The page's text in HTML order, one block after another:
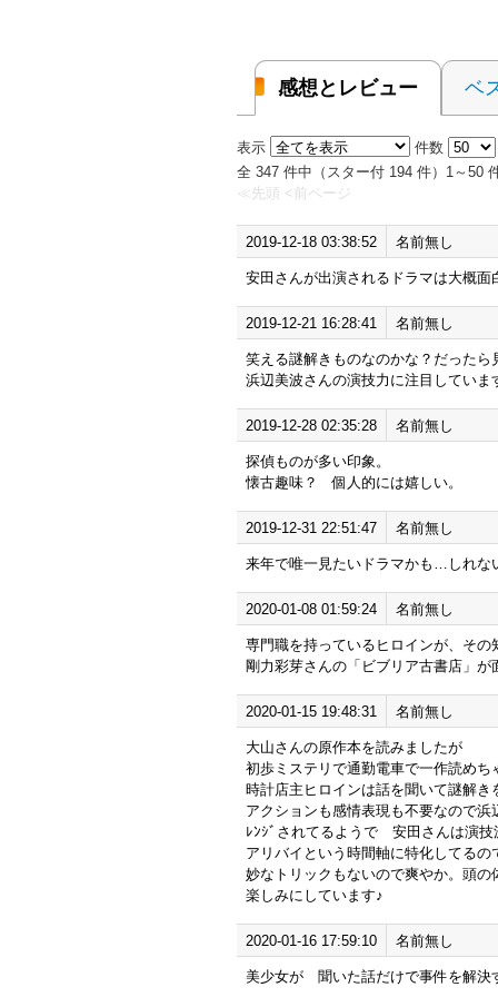
感想とレビュー ベ
表示 件数
全 347 件中（スター付 194 件）1～50
≪先頭 <前ページ
2019-12-18 03:38:52 名前無し
安田さんが出演されるドラマは大概面
2019-12-21 16:28:41 名前無し
笑える謎解きものなのかな？だったら
浜辺美波さんの演技力に注目していま
2019-12-28 02:35:28 名前無し
探偵ものが多い印象。
懐古趣味？ 個人的には嬉しい。
2019-12-31 22:51:47 名前無し
来年で唯一見たいドラマかも…しれな
2020-01-08 01:59:24 名前無し
専門職を持っているヒロインが、そ
剛力彩芽さんの「ビブリア古書店」
2020-01-15 19:48:31 名前無し
大山さんの原作本を読みましたが
初歩ミステリで通勤電車で一作読めち
時計店主ヒロインは話を聞いて謎解
アクションも感情表現も不要なので
ﾚﾝｼﾞされてるようで 安田さんは演技
アリバイという時間軸に特化してる
妙なトリックもないので爽やか。頭の
楽しみにしています♪
2020-01-16 17:59:10 名前無し
美少女が 聞いた話だけで事件を解決